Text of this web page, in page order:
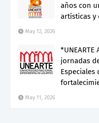
años con
artísticas y
May 12, 2026
jornadas
Especiales
May 11, 2026